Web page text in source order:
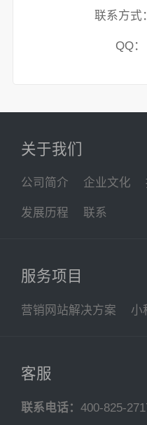
联系方式：
QQ：
关于我们
公司简介 企业文化
发展历程 联系
服务项目
营销网站解决方案 小
客服
联系电话： 400-825-